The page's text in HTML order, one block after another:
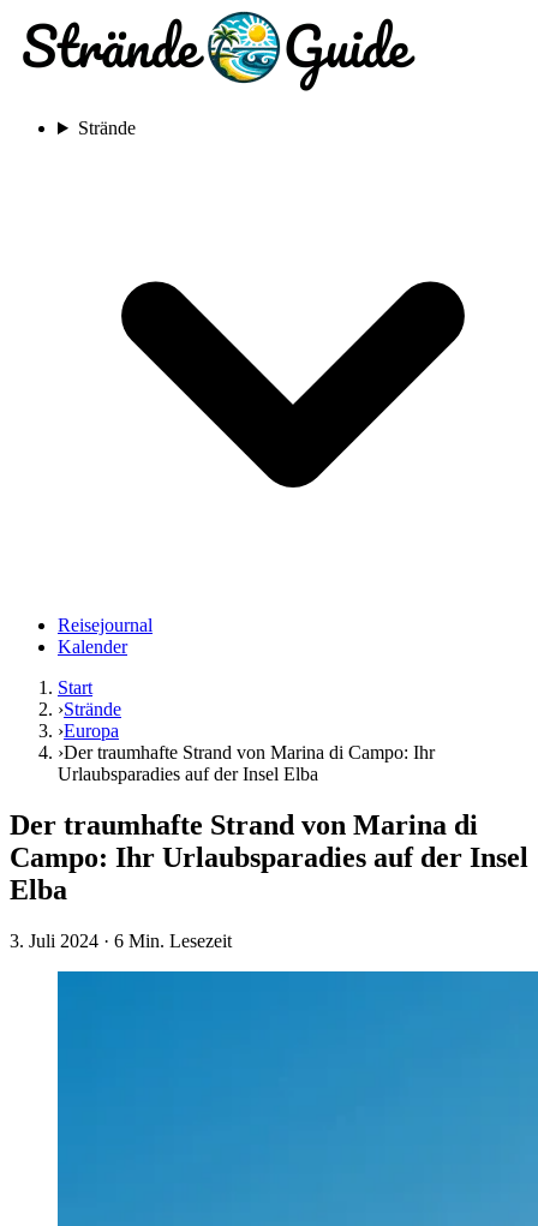
Strände
Reisejournal
Kalender
Start
›Strände
›Europa
›Der traumhafte Strand von Marina di Campo: Ihr
Urlaubsparadies auf der Insel Elba
Der traumhafte Strand von Marina di
Campo: Ihr Urlaubsparadies auf der Insel
Elba
3. Juli 2024 · 6 Min. Lesezeit